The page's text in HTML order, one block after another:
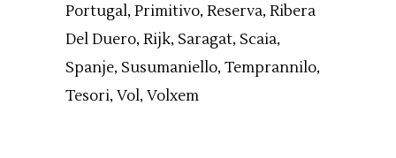
Portugal Primitivo Reserva Ribera
Del Duero Rijk Saragat Scaia
Spanje Susumaniello Temprannilo
Tesori Vol Volxem